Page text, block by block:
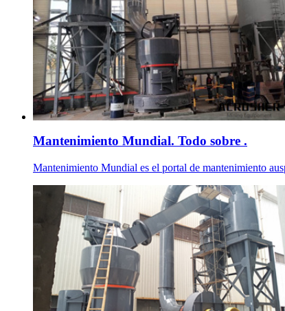
Mantenimiento Mundial. Todo sobre .
Mantenimiento Mundial es el portal de mantenimiento